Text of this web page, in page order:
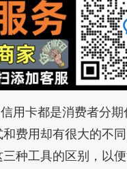
用卡都是消费者分期
费用却有很大的不
种工具的区别，以